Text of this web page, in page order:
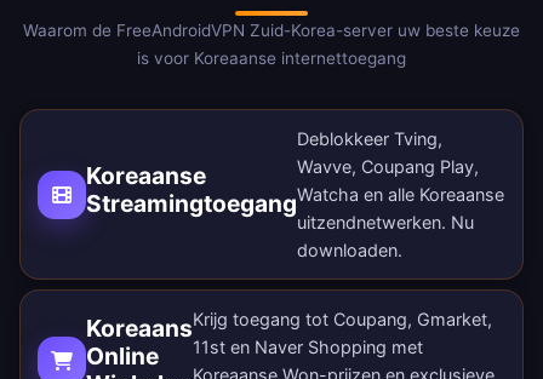
Waarom de FreeAndroidVPN Zuid-Korea-server uw beste keuze
is voor Koreaanse internettoegang
Koreaanse
Streamingtoegang
Deblokkeer Tving,
Wavve, Coupang Play,
Watcha en alle Koreaanse
uitzendnetwerken. Nu
downloaden.
Koreaans
Online
Krijg toegang tot Coupang, Gmarket,
11st en Naver Shopping met